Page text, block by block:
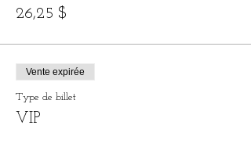
26,25 $
Vente expirée
Type de billet
VIP